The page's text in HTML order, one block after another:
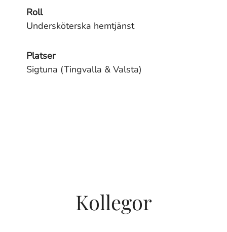
Roll
Undersköterska hemtjänst
Platser
Sigtuna (Tingvalla & Valsta)
Kollegor